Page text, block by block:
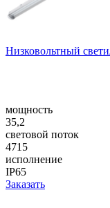
Низковольтный
мощность
35,2
световой поток
4715
исполнение
IP65
Заказать